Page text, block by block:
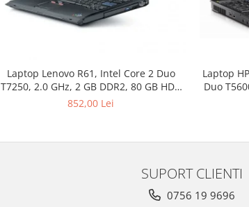
Laptop Lenovo R61, Intel Core 2 Duo
T7250, 2.0 GHz, 2 GB DDR2, 80 GB HDD
SATA, DVD-CDRW, WI-FI, Display 15inch
852,00 Lei
Laptop
Duo
HDD
SUPORT CLIENTI
0756 19 9696